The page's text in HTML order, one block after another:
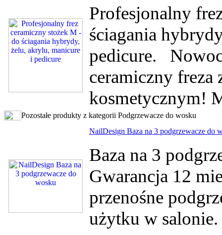
Profesjonalny
ściagania
pedicure.
ceramiczny freza
kosmetycznym!
Pozostałe produkty z kategorii Podgrzewacze do wosku
NailDesign Baza na 3 podgrzewacze do
Baza na 3
Gwarancja 12
przenośne
użytku w